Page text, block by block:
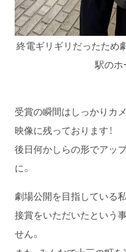
終電ギリギリだったため
駅のホ
受賞の瞬間はしっかりカ
映像に残っております！
後日何かしらの形でアッ
に。
劇場公開を目指している
接賞をいただいたという
せん。